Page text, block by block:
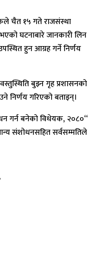
चैत १५ गते राजसंस्था
घटनाबारे जानकारी लिन
हुन आग्रह गर्ने निर्णय
बुझ्न गृह प्रशासनको
निर्णय गरिएको बताइन्।
गर्न बनेको विधेयक, २०८०“
संशोधनसहित सर्वसम्मतिले